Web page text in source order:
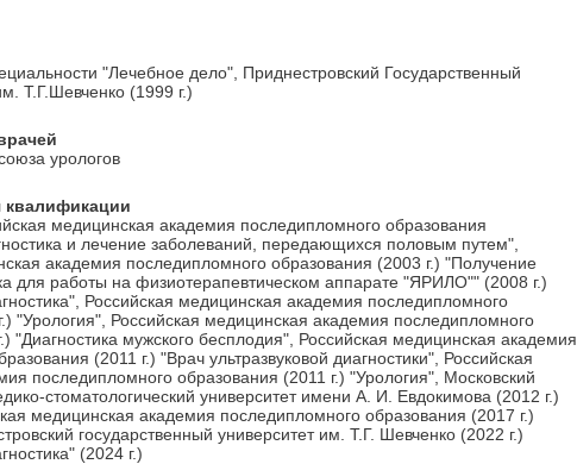
"Лечебное дело", Приднестровский Государственный
Т.Г.Шевченко (1999 г.)
урологов
медицинская академия последипломного образования
и лечение заболеваний, передающихся половым путем",
академия последипломного образования (2003 г.) "Получение
для работы на физиотерапевтическом аппарате "ЯРИЛО"" (2008 г.)
Российская медицинская академия последипломного
"Урология", Российская медицинская академия последипломного
"Диагностика мужского бесплодия", Российская медицинская академия
(2011 г.) "Врач ультразвуковой диагностики", Российская
последипломного образования (2011 г.) "Урология", Московский
стоматологический университет имени А. И. Евдокимова (2012 г.)
медицинская академия последипломного образования (2017 г.)
государственный университет им. Т.Г. Шевченко (2022 г.)
(2024 г.)